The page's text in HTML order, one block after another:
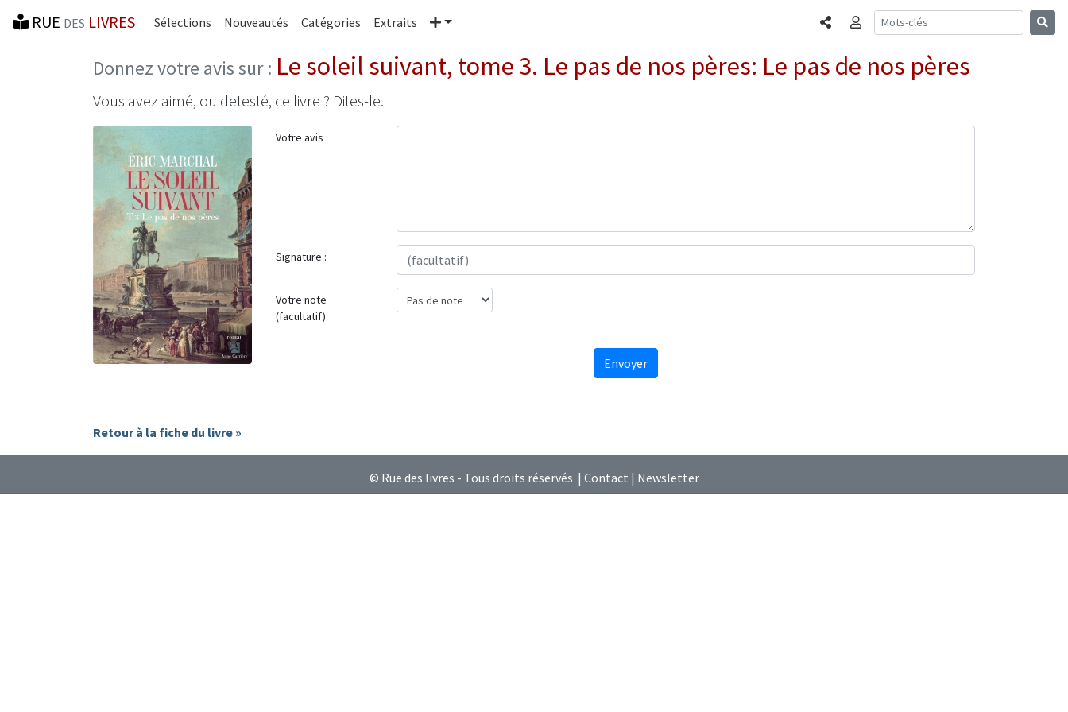
RUE DES LIVRES Sélections Nouveautés Catégories Extraits Plus PartagerConnexion
Donnez votre avis sur : Le soleil suivant, tome 3. Le pas de nos pères: Le pas de nos pères
Vous avez aimé, ou detesté, ce livre ? Dites-le.
Votre avis :
Signature :
Votre note
(facultatif)
Envoyer
Retour à la fiche du livre »
© Rue des livres - Tous droits réservés | Contact | Newsletter